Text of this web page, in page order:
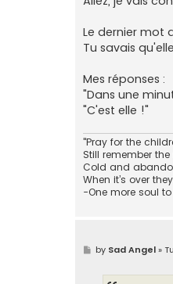
t
Le dernier mot
Tu savais
Mes réponses :
"Dans une
"C'est elle !"
"Pray for the
Still remember
Cold and
When it’s over
-One more soul
Pby Sad Angel»